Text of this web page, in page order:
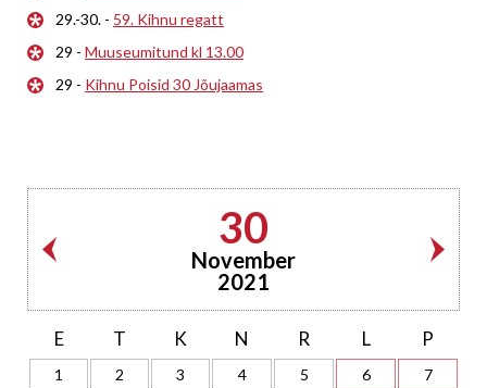
29.-30. - 59. Kihnu regatt
29 - Muuseumitund kl 13.00
29 - Kihnu Poisid 30 Jõujaamas
30
November
2021
E T K N R L P
1 2 3 4 5 6
7